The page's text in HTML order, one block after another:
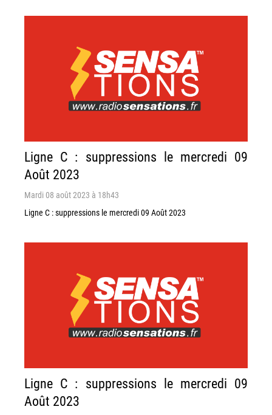
Ligne C : suppressions le mercredi 09
Août 2023
Mardi 08 août 2023 à 18h43
Ligne C : suppressions le mercredi 09 Août 2023
Ligne C : suppressions le mercredi 09
Août 2023